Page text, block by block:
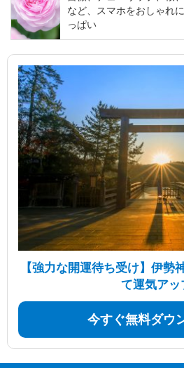
など、スマホをおしゃれ
っぱい
【強力な開運待ち受け】伊勢
て運気アッ
今すぐ無料ダウ